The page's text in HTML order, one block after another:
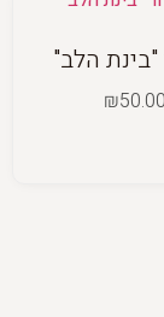
"בינת הלב"
₪50.00